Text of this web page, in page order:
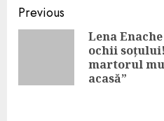
Continue
Reading
Previous
Lena
ochii
martorul
acasă”